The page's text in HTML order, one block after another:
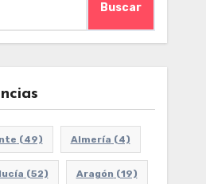
Buscar
(49) Almería (4)
(52) Aragón (19)